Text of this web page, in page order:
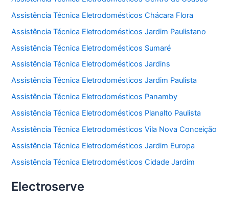
Assistência Técnica Eletrodomésticos Chácara Flora
Assistência Técnica Eletrodomésticos Jardim Paulistano
Assistência Técnica Eletrodomésticos Sumaré
Assistência Técnica Eletrodomésticos Jardins
Assistência Técnica Eletrodomésticos Jardim Paulista
Assistência Técnica Eletrodomésticos Panamby
Assistência Técnica Eletrodomésticos Planalto Paulista
Assistência Técnica Eletrodomésticos Vila Nova Conceição
Assistência Técnica Eletrodomésticos Jardim Europa
Assistência Técnica Eletrodomésticos Cidade Jardim
Electroserve